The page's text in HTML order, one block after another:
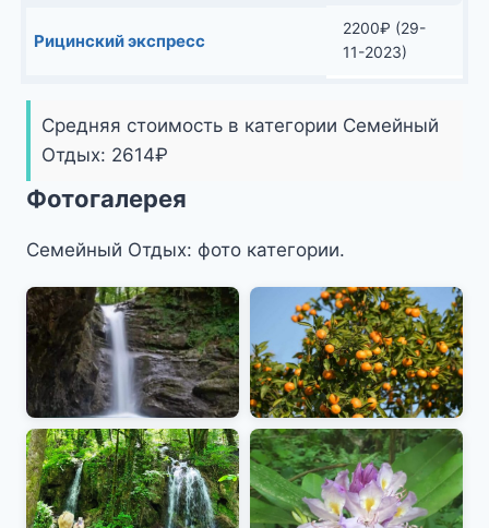
Рицинский экспресс
2200₽ (29-
11-2023)
Средняя стоимость в категории Семейный
Отдых: 2614₽
Фотогалерея
Семейный Отдых: фото категории.